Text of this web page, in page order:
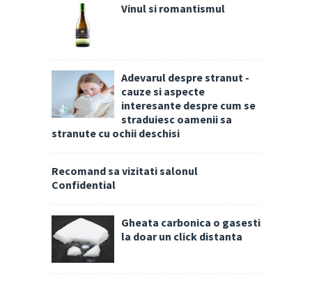
Vinul si romantismul
Adevarul despre stranut -
cauze si aspecte
interesante despre cum se
straduiesc oamenii sa
stranute cu ochii deschisi
Recomand sa vizitati salonul
Confidential
Gheata carbonica o gasesti
la doar un click distanta